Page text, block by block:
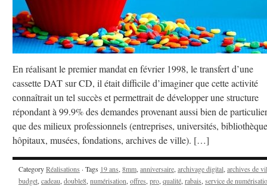
En réalisant le premier mandat en février 1998, le transfert d’une
cassette DAT sur CD, il était difficile d’imaginer que cette activité
connaîtrait un tel succès et permettrait de développer une structure
répondant à 99.9% des demandes provenant aussi bien de
que des milieux professionnels (entreprises, universités,
hôpitaux, musées, fondations, archives de ville). […]
CategoryRéalisations · Tags 19 ans, 8mm, anniversaire, archivage digital, archives de
budget, cadeau, double8, numérisation, offres, pro, qualité, rabais, service de